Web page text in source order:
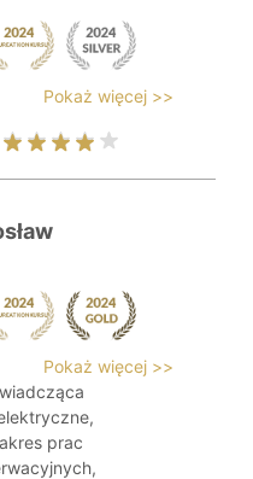
Pokaż więcej >>
Pokaż więcej >>
prac